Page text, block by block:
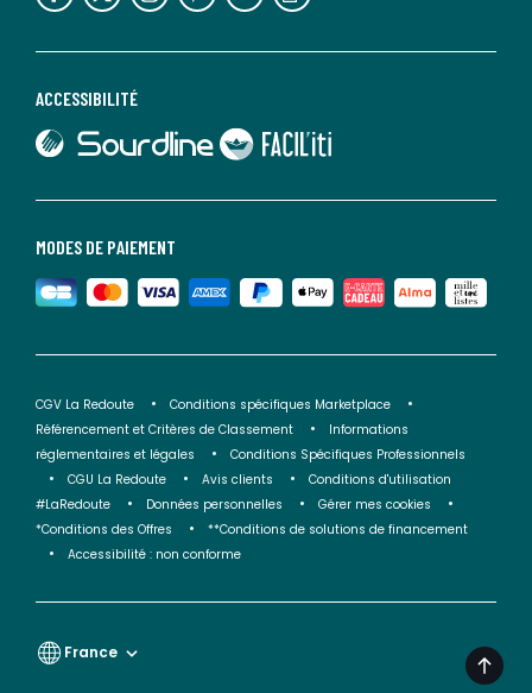
MODES DE PAIEMENT
ACCESSIBILITÉ
lien vers Sourdline
lien vers Faciliti
CGV La Redoute
Conditions spécifiques Marketplace
Référencement et Critères de Classement
Informations
réglementaires et légales
Conditions Spécifiques Professionnels
CGU La Redoute
Avis clients
Conditions d'utilisation
#LaRedoute
Données personnelles
Gérer mes cookies
*Conditions des Offres
**Conditions de solutions de financement
Accessibilité : non conforme
France